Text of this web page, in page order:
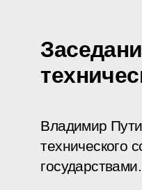
Владимир
технического
государствами.